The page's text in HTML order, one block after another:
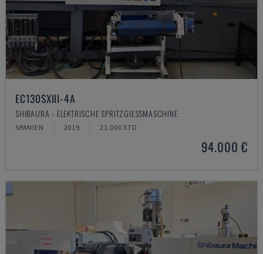
EC130SXIII-4A
SHIBAURA - ELEKTRISCHE SPRITZGIESSMASCHINE
SPANIEN 2019 21.000 STD
94.000 €